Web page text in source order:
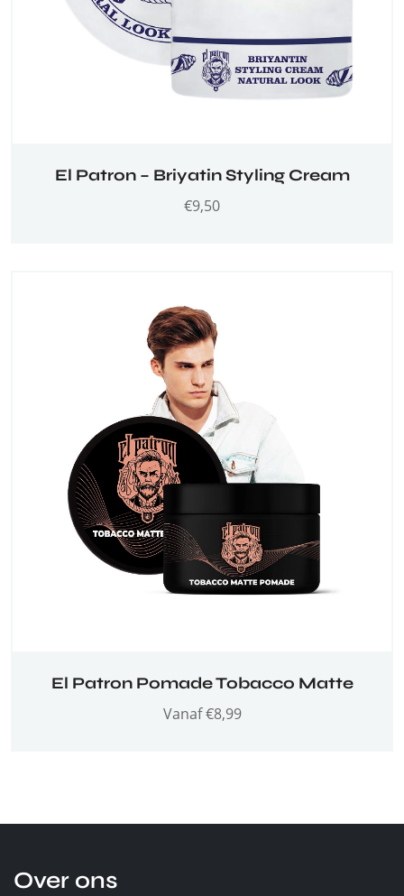
El Patron – Briyatin Styling Cream
€9,50
El Patron Pomade Tobacco Matte
Vanaf€8,99
Over ons